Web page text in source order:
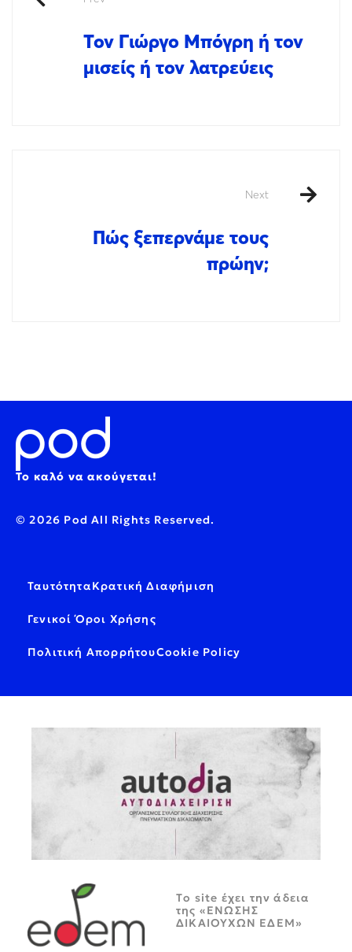
Τον Γιώργο Μπόγρη ή τον
μισείς ή τον λατρεύεις
Next
Πώς ξεπερνάμε τους
πρώην;
Το καλό να ακούγεται!
© 2026 Pod All Rights Reserved.
ΤαυτότηταΚρατική Διαφήμιση
Γενικοί Όροι Χρήσης
Πολιτική ΑπορρήτουCookie Policy
Tο site έχει την άδεια
της «ΕΝΩΣΗΣ
ΔΙΚΑΙΟΥΧΩΝ ΕΔΕΜ»